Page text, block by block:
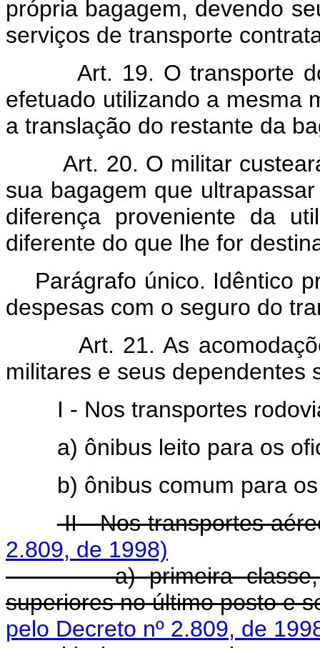
própria bagagem, devendo
serviços de transporte
Art. 19. O transporte do
efetuado utilizando a mesma
a translação do restante da
Art. 20. O militar custeará
sua bagagem que
diferença proveniente da
diferente do que lhe for
Parágrafo único. Idêntico
despesas com o seguro do
Art. 21. As
militares e seus dependentes
I - Nos transportes
a) ônibus leito para os
b) ônibus comum para os
II - Nos transportes
2.809, de 1998)
a) primeira classe,
superiores no último posto e
pelo Decreto nº 2.809, de